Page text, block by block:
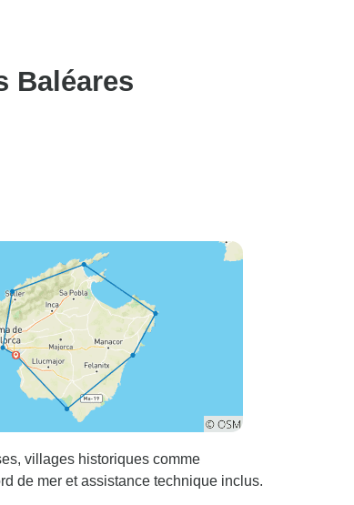
Baléares
villages historiques comme
de mer et assistance technique inclus.